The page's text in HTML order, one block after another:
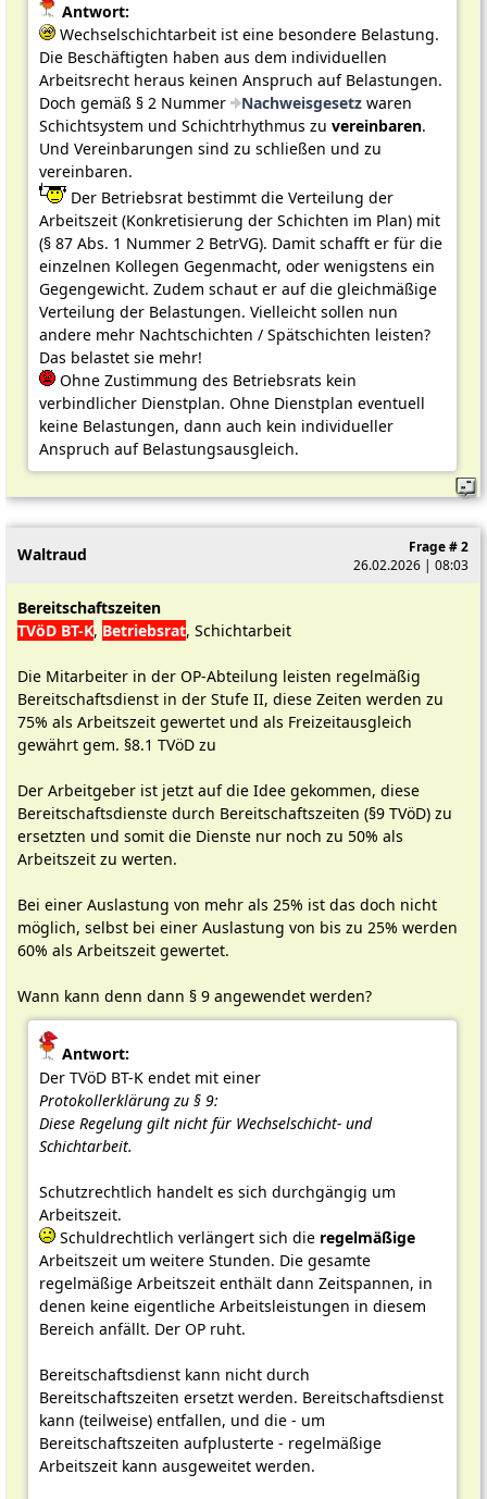
Antwort:
Wechselschichtarbeit ist eine besondere Belastung.
Die Beschäftigten haben aus dem individuellen
Arbeitsrecht heraus keinen Anspruch auf Belastungen.
Doch gemäß § 2 Nummer Nachweisgesetz waren
Schichtsystem und Schichtrhythmus zuvereinbaren.
Und Vereinbarungen sind zu schließen und zu
vereinbaren.
Der Betriebsrat bestimmt die Verteilung der
Arbeitszeit (Konkretisierung der Schichten im Plan) mit
(§ 87 Abs. 1 Nummer 2 BetrVG). Damit schafft er für die
einzelnen Kollegen Gegenmacht, oder wenigstens ein
Gegengewicht. Zudem schaut er auf die gleichmäßige
Verteilung der Belastungen. Vielleicht sollen nun
andere mehr Nachtschichten / Spätschichten leisten?
Das belastet sie mehr!
Ohne Zustimmung des Betriebsrats kein
verbindlicher Dienstplan. Ohne Dienstplan eventuell
keine Belastungen, dann auch kein individueller
Anspruch auf Belastungsausgleich.
Waltraud
Frage # 2
26.02.2026 | 08:03
Bereitschaftszeiten
TVöD BT-K, Betriebsrat, Schichtarbeit
Die Mitarbeiter in der OP-Abteilung leisten regelmäßig
Bereitschaftsdienst in der Stufe II, diese Zeiten werden zu
75% als Arbeitszeit gewertet und als Freizeitausgleich
gewährt gem. §8.1 TVöD zu
Der Arbeitgeber ist jetzt auf die Idee gekommen, diese
Bereitschaftsdienste durch Bereitschaftszeiten (§9 TVöD) zu
ersetzten und somit die Dienste nur noch zu 50% als
Arbeitszeit zu werten.
Bei einer Auslastung von mehr als 25% ist das doch nicht
möglich, selbst bei einer Auslastung von bis zu 25% werden
60% als Arbeitszeit gewertet.
Wann kann denn dann § 9 angewendet werden?
Antwort:
Der TVöD BT-K endet mit einer
Protokollerklärung zu § 9:
Diese Regelung gilt nicht für Wechselschicht- und
Schichtarbeit.
Schutzrechtlich handelt es sich durchgängig um
Arbeitszeit.
Schuldrechtlich verlängert sich die regelmäßige
Arbeitszeit um weitere Stunden. Die gesamte
regelmäßige Arbeitszeit enthält dann Zeitspannen, in
denen keine eigentliche Arbeitsleistungen in diesem
Bereich anfällt. Der OP ruht.
Bereitschaftsdienst kann nicht durch
Bereitschaftszeiten ersetzt werden. Bereitschaftsdienst
kann (teilweise) entfallen, und die - um
Bereitschaftszeiten aufplusterte - regelmäßige
Arbeitszeit kann ausgeweitet werden.